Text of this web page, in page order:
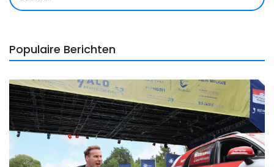
Populaire Berichten